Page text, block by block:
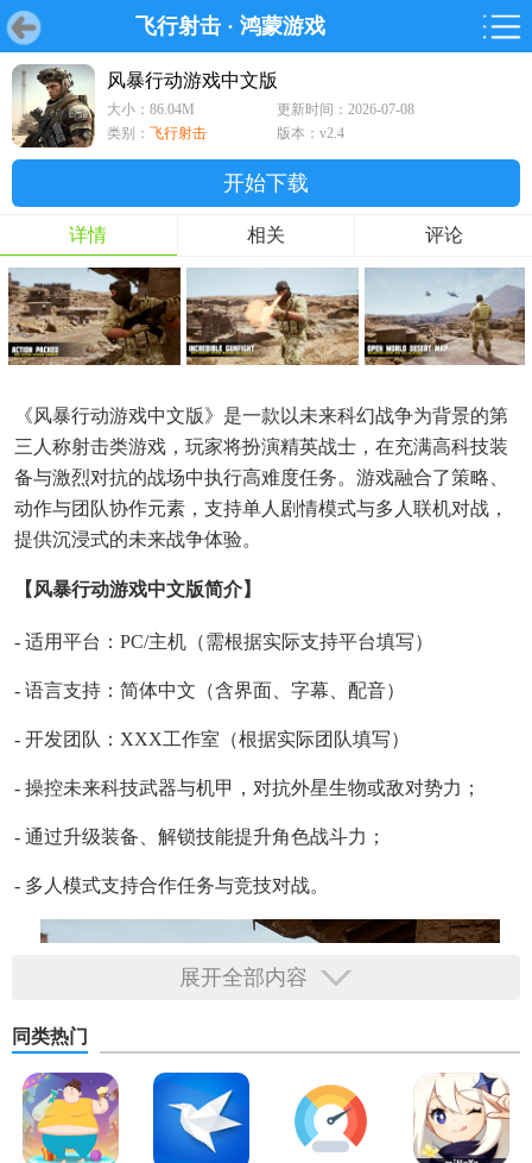
飞行射击 · 鸿蒙游戏
首页 游戏 软件
首页 游戏 软件 鸿蒙
游戏
鸿蒙
软件
专题
风暴行动游戏中文版
大小：86.04M
更新时间：2026-07-08
类别： 飞行射击 版本：v2.4
开始下载
详情 相关 评论
《风暴行动游戏中文版》是一款以未来科幻战争为背景的第
三人称射击类游戏，玩家将扮演精英战士，在充满高科技装
备与激烈对抗的战场中执行高难度任务。游戏融合了策略、
动作与团队协作元素，支持单人剧情模式与多人联机对战，
提供沉浸式的未来战争体验。
【风暴行动游戏中文版简介】
- 适用平台：PC/主机（需根据实际支持平台填写）
- 语言支持：简体中文（含界面、字幕、配音）
- 开发团队：XXX工作室（根据实际团队填写）
- 操控未来科技武器与机甲，对抗外星生物或敌对势力；
- 通过升级装备、解锁技能提升角色战斗力；
- 多人模式支持合作任务与竞技对战。
展开全部内容
同类热门